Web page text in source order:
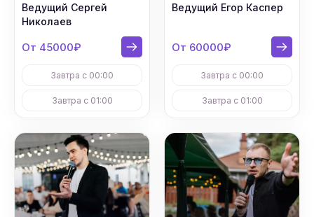
Ведущий Сергей
Николаев
От 45000₽
Завтра с 00:00
Завтра с 01:00
Ведущий Егор Каспер
От 60000₽
Завтра с 00:00
Завтра с 01:00